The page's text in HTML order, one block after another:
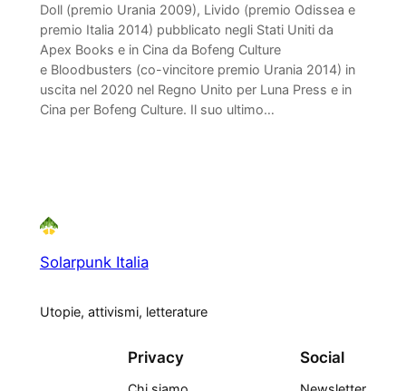
Doll (premio Urania 2009), Livido (premio Odissea e
premio Italia 2014) pubblicato negli Stati Uniti da
Apex Books e in Cina da Bofeng Culture
e Bloodbusters (co-vincitore premio Urania 2014) in
uscita nel 2020 nel Regno Unito per Luna Press e in
Cina per Bofeng Culture. Il suo ultimo…
Solarpunk Italia
Utopie, attivismi, letterature
Privacy Social